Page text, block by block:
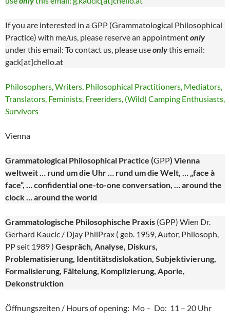
If you are interested in a GPP (Grammatological Philosophical
Practice) with me/us, please reserve an appointmentonly
under this email: To contact us, please useonlythis email:
gack[at]chello.at
Philosophers, Writers, Philosophical Practitioners, Mediators,
Translators, Feminists, Freeriders, (Wild) Camping Enthusiasts,
Survivors
Vienna
Grammatological Philosophical Practice (GPP) Vienna
weltweit … rund um die Uhr … rund um die Welt, … „face à
face“, … confidential one-to-one conversation, … around the
clock … around the world
Grammatologische Philosophische Praxis (GPP) Wien Dr.
Gerhard Kaucic / Djay PhilPrax ( geb. 1959, Autor, Philosoph,
PP seit 1989 ) Gespräch, Analyse, Diskurs,
Problematisierung, Identitätsdislokation, Subjektivierung,
Formalisierung, Fältelung, Komplizierung, Aporie,
Dekonstruktion
Öffnungszeiten / Hours of opening: Mo – Do: 11 – 20 Uhr